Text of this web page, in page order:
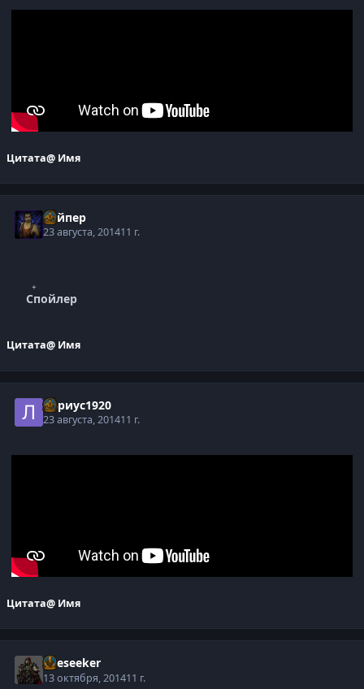
Цитата@ Имя
Вайпер
23 августа, 201411 г.
Спойлер
Цитата@ Имя
Лариус1920
23 августа, 201411 г.
Цитата@ Имя
Oreseeker
13 октября, 201411 г.